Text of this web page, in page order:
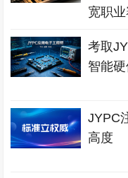
宽职
考取
智能
JYPC
高度